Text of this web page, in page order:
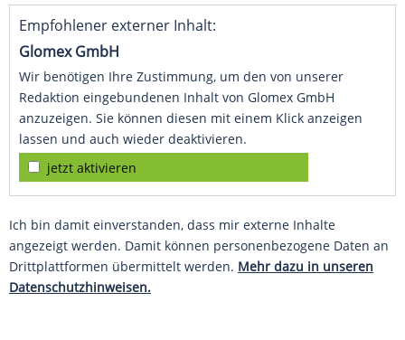
Empfohlener externer Inhalt:
Glomex GmbH
Wir benötigen Ihre Zustimmung, um den von unserer
Redaktion eingebundenen Inhalt von Glomex GmbH
anzuzeigen. Sie können diesen mit einem Klick anzeigen
lassen und auch wieder deaktivieren.
jetzt aktivieren
Ich bin damit einverstanden, dass mir externe Inhalte
angezeigt werden. Damit können personenbezogene Daten an
Drittplattformen übermittelt werden. Mehr dazu in unseren
Datenschutzhinweisen.